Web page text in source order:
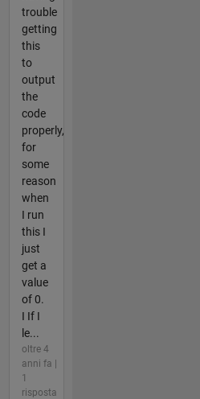
trouble
getting
this
to
output
the
code
properly,
for
some
reason
when
I run
this I
just
get a
value
of 0.
I If I
le...
oltre 4
anni fa |
1
risposta